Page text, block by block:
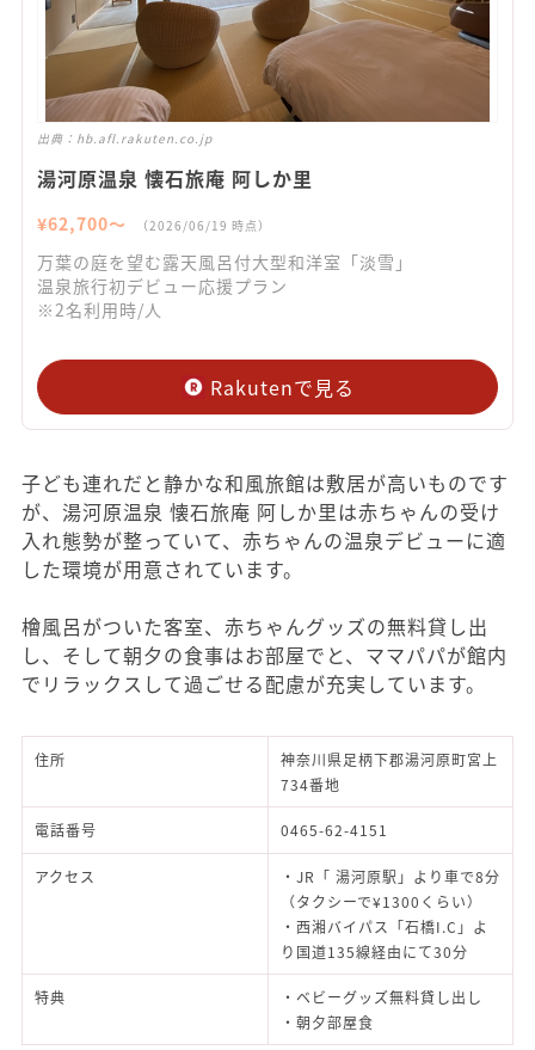
出典： hb.afl.rakuten.co.jp
湯河原温泉 懐石旅庵 阿しか里
¥62,700〜 （2026/06/19 時点）
万葉の庭を望む露天風呂付大型和洋室「淡雪」
温泉旅行初デビュー応援プラン
※2名利用時/人
Rakutenで見る
子ども連れだと静かな和風旅館は敷居が高いものです
が、湯河原温泉 懐石旅庵 阿しか里は赤ちゃんの受け
入れ態勢が整っていて、赤ちゃんの温泉デビューに適
した環境が用意されています。
檜風呂がついた客室、赤ちゃんグッズの無料貸し出
し、そして朝夕の食事はお部屋でと、ママパパが館内
でリラックスして過ごせる配慮が充実しています。
住所
神奈川県足柄下郡湯河原町宮上
734番地
電話番号 0465-62-4151
アクセス
・JR「 湯河原駅」より車で8分
（タクシーで¥1300くらい）
・西湘バイパス「石橋I.C」よ
り国道135線経由にて30分
特典
・ベビーグッズ無料貸し出し
・朝夕部屋食